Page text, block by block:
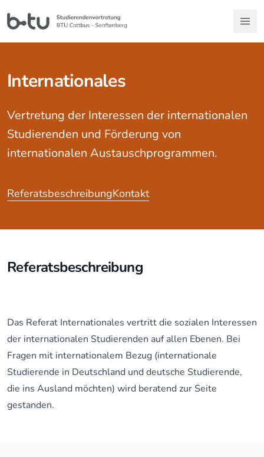
Internationales
Vertretung der Interessen der internationalen
Studierenden und Förderung von
internationalen Austauschprogrammen.
ReferatsbeschreibungKontakt
Referatsbeschreibung
Das Referat Internationales vertritt die sozialen Interessen
der internationalen Studierenden auf allen Ebenen. Bei
Fragen mit internationalem Bezug (internationale
Studierende in Deutschland und deutsche Studierende,
die ins Ausland möchten) wird beratend zur Seite
gestanden.